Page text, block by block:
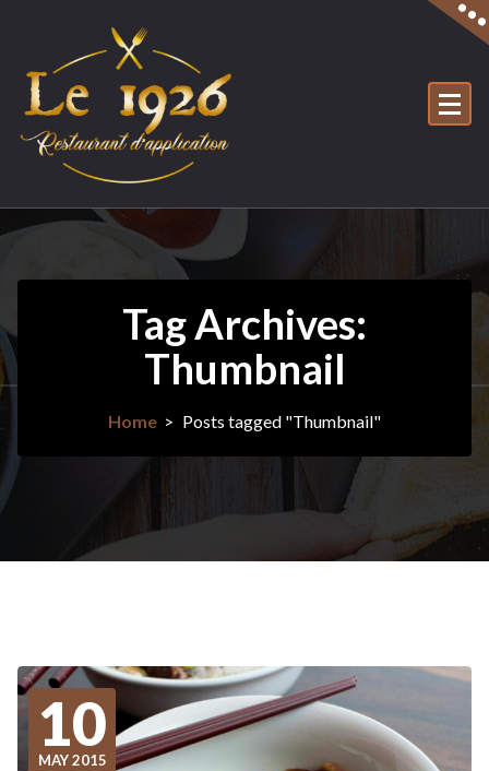
Tag Archives:
Thumbnail
Home> Posts tagged "Thumbnail"
10
MAY 2015